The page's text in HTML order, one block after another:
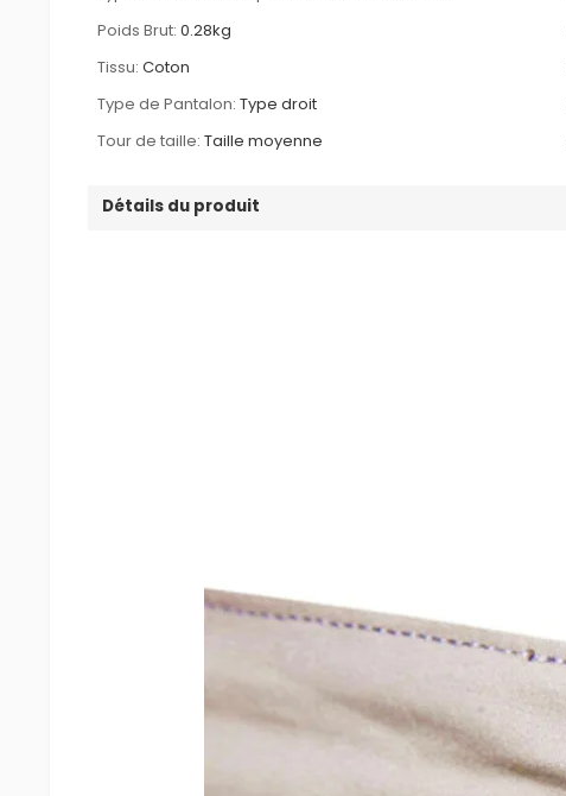
Poids Brut: 0.28kg
Tissu: Coton
Type de Pantalon: Type droit
Tour de taille: Taille moyenne
Détails du produit